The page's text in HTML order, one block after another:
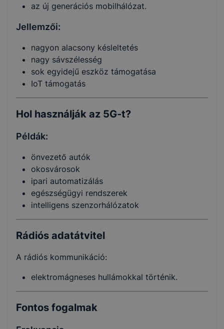
az új generációs mobilhálózat.
Jellemzői:
nagyon alacsony késleltetés
nagy sávszélesség
sok egyidejű eszköz támogatása
IoT támogatás
Hol használják az 5G-t?
Példák:
önvezető autók
okosvárosok
ipari automatizálás
egészségügyi rendszerek
intelligens szenzorhálózatok
Rádiós adatátvitel
A rádiós kommunikáció:
elektromágneses hullámokkal történik.
Fontos fogalmak